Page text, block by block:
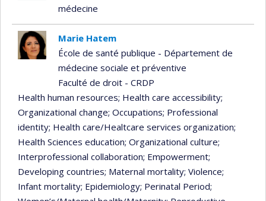
médecine
Marie Hatem
École de santé publique - Département de
médecine sociale et préventive
Faculté de droit - CRDP
Health human resources; Health care accessibility;
Organizational change; Occupations; Professional
identity; Health care/Healtcare services organization;
Health Sciences education; Organizational culture;
Interprofessional collaboration; Empowerment;
Developing countries; Maternal mortality; Violence;
Infant mortality; Epidemiology; Perinatal Period;